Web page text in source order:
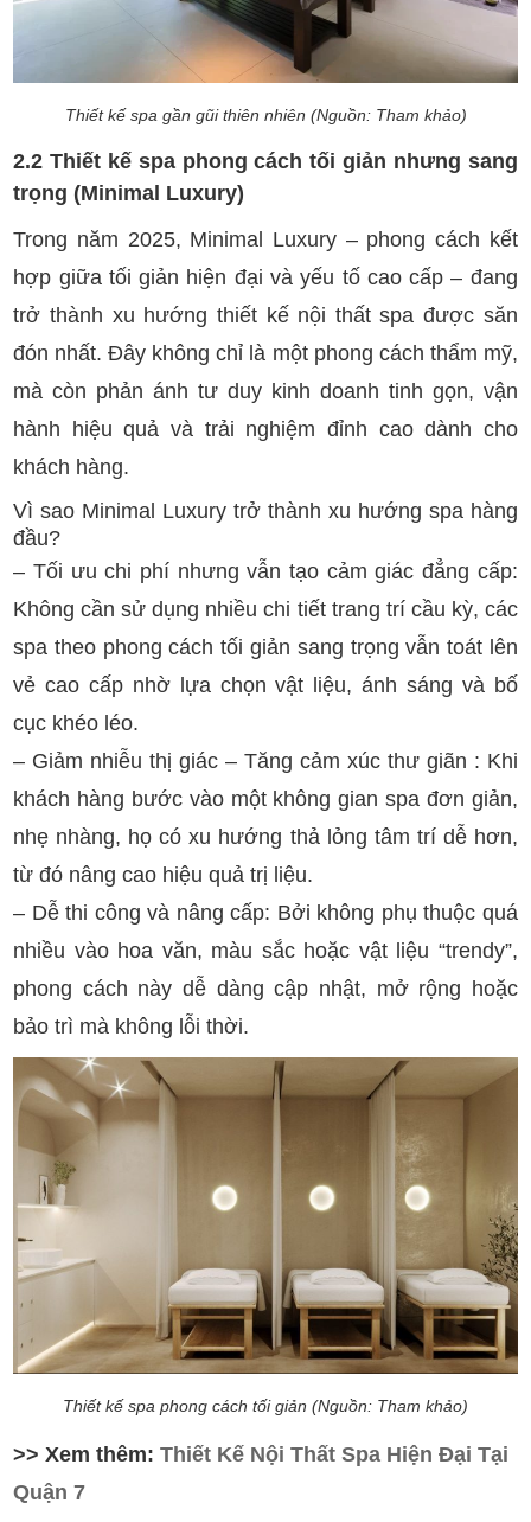
Thiết kế spa gần gũi thiên nhiên (Nguồn: Tham khảo)
2.2 Thiết kế spa phong cách tối giản nhưng sang
trọng (Minimal Luxury)
Trong năm 2025, Minimal Luxury – phong cách kết
hợp giữa tối giản hiện đại và yếu tố cao cấp – đang
trở thành xu hướng thiết kế nội thất spa được săn
đón nhất. Đây không chỉ là một phong cách thẩm mỹ,
mà còn phản ánh tư duy kinh doanh tinh gọn, vận
hành hiệu quả và trải nghiệm đỉnh cao dành cho
khách hàng.
Vì sao Minimal Luxury trở thành xu hướng spa hàng
đầu?
– Tối ưu chi phí nhưng vẫn tạo cảm giác đẳng cấp:
Không cần sử dụng nhiều chi tiết trang trí cầu kỳ, các
spa theo phong cách tối giản sang trọng vẫn toát lên
vẻ cao cấp nhờ lựa chọn vật liệu, ánh sáng và bố
cục khéo léo.
– Giảm nhiễu thị giác – Tăng cảm xúc thư giãn : Khi
khách hàng bước vào một không gian spa đơn giản,
nhẹ nhàng, họ có xu hướng thả lỏng tâm trí dễ hơn,
từ đó nâng cao hiệu quả trị liệu.
– Dễ thi công và nâng cấp: Bởi không phụ thuộc quá
nhiều vào hoa văn, màu sắc hoặc vật liệu “trendy”,
phong cách này dễ dàng cập nhật, mở rộng hoặc
bảo trì mà không lỗi thời.
Thiết kế spa phong cách tối giản (Nguồn: Tham khảo)
>> Xem thêm:Thiết Kế Nội Thất Spa Hiện Đại Tại
Quận 7